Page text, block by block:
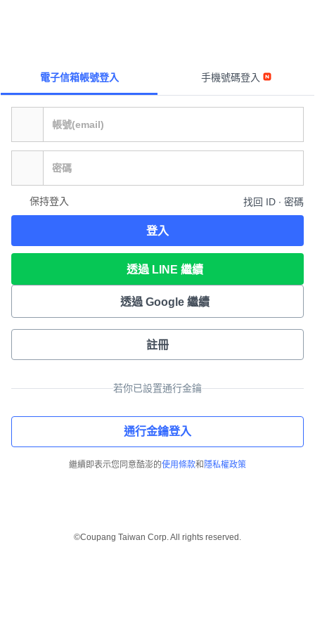
電子信箱帳號登入 手機號碼登入
保持登入 找回 ID ∙ 密碼
登入
透過 LINE 繼續
透過 Google 繼續
註冊
若你已設置通行金鑰
通行金鑰登入
繼續即表示您同意酷澎的使用條款和 隱私權政策
©Coupang Taiwan Corp. All rights reserved.